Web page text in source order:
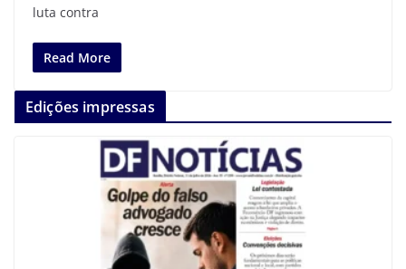
luta contra
Read More
Edições impressas